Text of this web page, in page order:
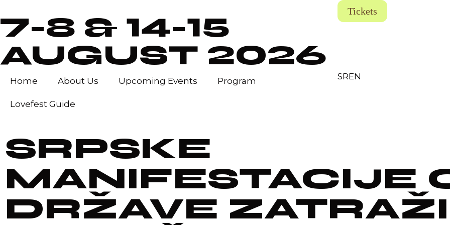
7-8 & 14-15
AUGUST 2026
Tickets
Home About Us Upcoming Events Program
Lovefest Guide
SREN
SRPSKE
MANIFESTACIJE
DRŽAVE